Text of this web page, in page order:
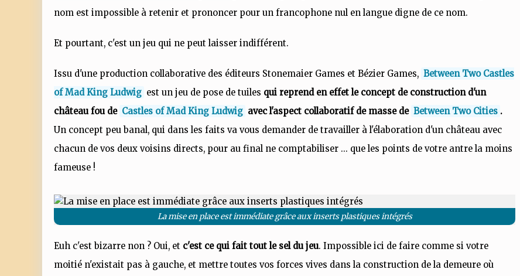
nom est impossible à retenir et prononcer pour un francophone nul en langue digne de ce nom.
Et pourtant, c'est un jeu qui ne peut laisser indifférent.
Issu d'une production collaborative des éditeurs Stonemaier Games et Bézier Games, Between Two Castles
of Mad King Ludwig est un jeu de pose de tuiles qui reprend en effet le concept de construction d'un
château fou de Castles of Mad King Ludwig avec l'aspect collaboratif de masse de Between Two Cities .
Un concept peu banal, qui dans les faits va vous demander de travailler à l'élaboration d'un château avec
chacun de vos deux voisins directs, pour au final ne comptabiliser ... que les points de votre antre la moins
fameuse !
La mise en place est immédiate grâce aux inserts plastiques intégrés
Euh c'est bizarre non ? Oui, et c'est ce qui fait tout le sel du jeu. Impossible ici de faire comme si votre
moitié n'existait pas à gauche, et mettre toutes vos forces vives dans la construction de la demeure où